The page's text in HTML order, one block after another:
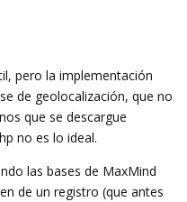
pero la implementación
de geolocalización, que no
que se descargue
no es lo ideal.
las bases de MaxMind
de un registro (que antes